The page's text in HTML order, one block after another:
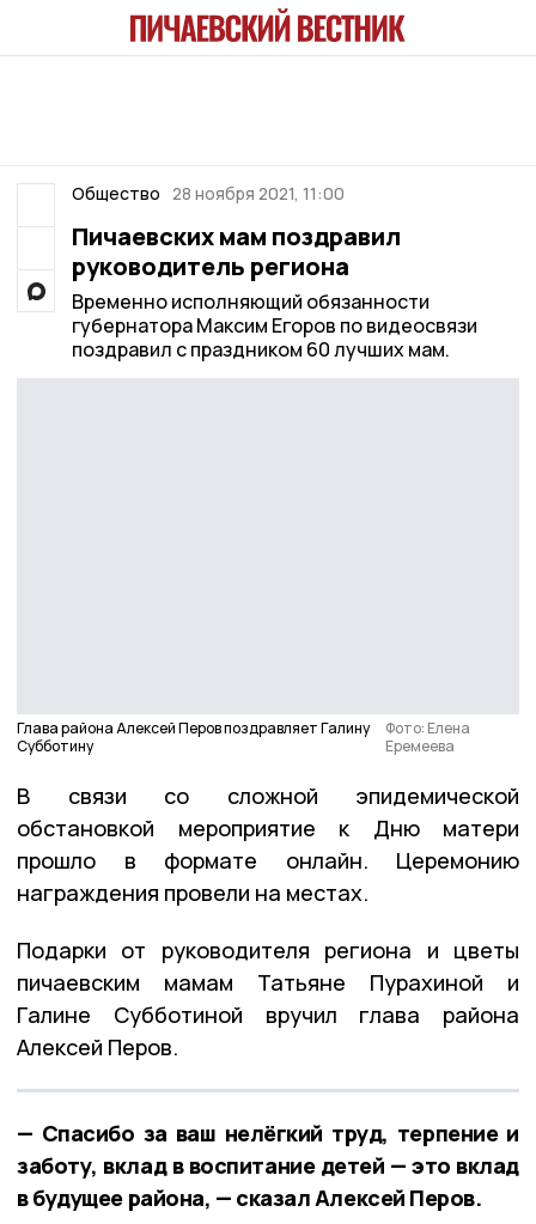
Общество 28 ноября 2021, 11:00
Пичаевских мам поздравил
руководитель региона
Временно исполняющий обязанности
губернатора Максим Егоров по видеосвязи
поздравил с праздником 60 лучших мам.
Глава района Алексей Перов поздравляет Галину
Субботину
Фото: Елена
Еремеева
В связи со сложной эпидемической
обстановкой мероприятие к Дню матери
прошло в формате онлайн. Церемонию
награждения провели на местах.
Подарки от руководителя региона и цветы
пичаевским мамам Татьяне Пурахиной и
Галине Субботиной вручил глава района
Алексей Перов.
— Спасибо за ваш нелёгкий труд, терпение и
заботу, вклад в воспитание детей — это вклад
в будущее района, — сказал Алексей Перов.